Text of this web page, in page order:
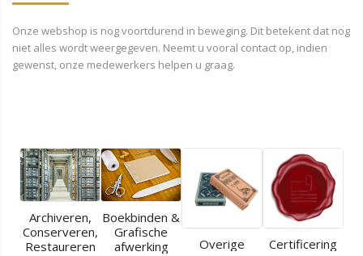
Onze webshop is nog voortdurend in beweging. Dit betekent dat nog
niet alles wordt weergegeven. Neemt u vooral contact op, indien
gewenst, onze medewerkers helpen u graag.
Archiveren,
Conserveren,
Restaureren
Boekbinden &
Grafische
afwerking
Overige Certificering